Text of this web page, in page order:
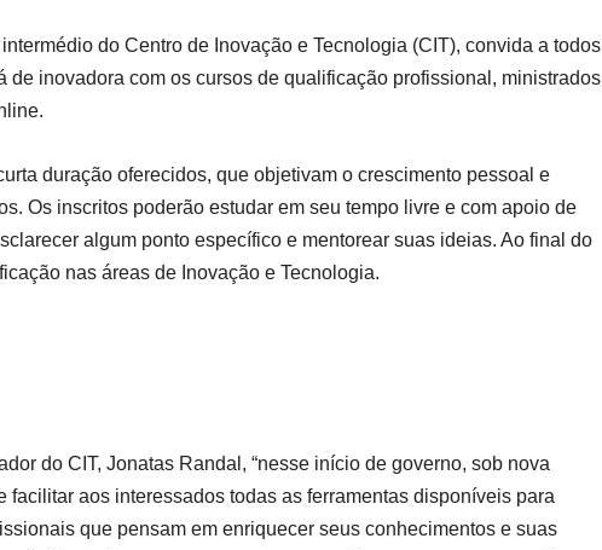
do Centro de Inovação e Tecnologia (CIT), convida a todos
de inovadora com os cursos de qualificação profissional, ministrados
duração oferecidos, que objetivam o crescimento pessoal e
Os inscritos poderão estudar em seu tempo livre e com apoio de
algum ponto específico e mentorear suas ideias. Ao final do
nas áreas de Inovação e Tecnologia.
do CIT, Jonatas Randal, “nesse início de governo, sob nova
facilitar aos interessados todas as ferramentas disponíveis para
que pensam em enriquecer seus conhecimentos e suas